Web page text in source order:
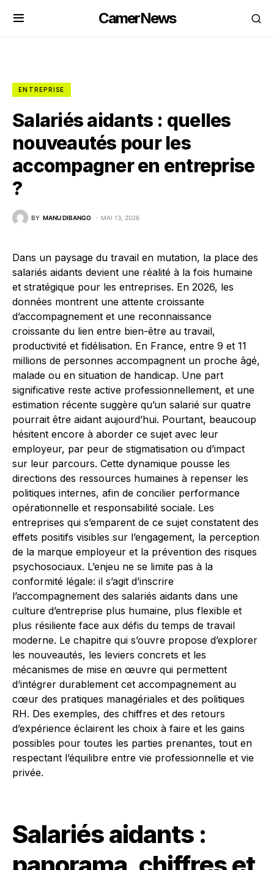
CamerNews
ENTREPRISE
Salariés aidants : quelles
nouveautés pour les
accompagner en entreprise
?
BY MANU DIBANGO MAI 13, 2026
Dans un paysage du travail en mutation, la place des
salariés aidants devient une réalité à la fois humaine
et stratégique pour les entreprises. En 2026, les
données montrent une attente croissante
d’accompagnement et une reconnaissance
croissante du lien entre bien-être au travail,
productivité et fidélisation. En France, entre 9 et 11
millions de personnes accompagnent un proche âgé,
malade ou en situation de handicap. Une part
significative reste active professionnellement, et une
estimation récente suggère qu’un salarié sur quatre
pourrait être aidant aujourd’hui. Pourtant, beaucoup
hésitent encore à aborder ce sujet avec leur
employeur, par peur de stigmatisation ou d’impact
sur leur parcours. Cette dynamique pousse les
directions des ressources humaines à repenser les
politiques internes, afin de concilier performance
opérationnelle et responsabilité sociale. Les
entreprises qui s’emparent de ce sujet constatent des
effets positifs visibles sur l’engagement, la perception
de la marque employeur et la prévention des risques
psychosociaux. L’enjeu ne se limite pas à la
conformité légale: il s’agit d’inscrire
l’accompagnement des salariés aidants dans une
culture d’entreprise plus humaine, plus flexible et
plus résiliente face aux défis du temps de travail
moderne. Le chapitre qui s’ouvre propose d’explorer
les nouveautés, les leviers concrets et les
mécanismes de mise en œuvre qui permettent
d’intégrer durablement cet accompagnement au
cœur des pratiques managériales et des politiques
RH. Des exemples, des chiffres et des retours
d’expérience éclairent les choix à faire et les gains
possibles pour toutes les parties prenantes, tout en
respectant l’équilibre entre vie professionnelle et vie
privée.
Salariés aidants :